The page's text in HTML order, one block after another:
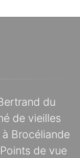
du
de vieilles
à Brocéliande
de vue